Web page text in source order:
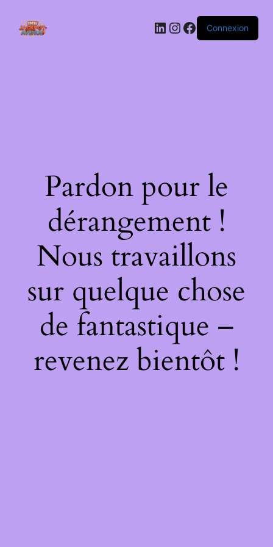
LinkedIn
Instagram
Facebook
Connexion
Pardon pour le
dérangement !
Nous travaillons
sur quelque chose
de fantastique –
revenez bientôt !